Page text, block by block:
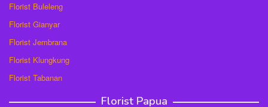
Florist Buleleng
Florist Gianyar
Florist Jembrana
Florist Klungkung
Florist Tabanan
Florist Papua